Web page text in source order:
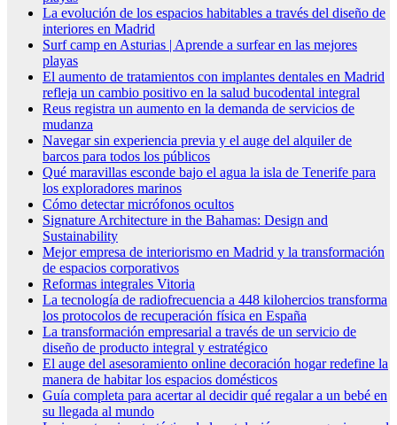
La evolución de los espacios habitables a través del diseño de
interiores en Madrid
Surf camp en Asturias | Aprende a surfear en las mejores
playas
El aumento de tratamientos con implantes dentales en Madrid
refleja un cambio positivo en la salud bucodental integral
Reus registra un aumento en la demanda de servicios de
mudanza
Navegar sin experiencia previa y el auge del alquiler de
barcos para todos los públicos
Qué maravillas esconde bajo el agua la isla de Tenerife para
los exploradores marinos
Cómo detectar micrófonos ocultos
Signature Architecture in the Bahamas: Design and
Sustainability
Mejor empresa de interiorismo en Madrid y la transformación
de espacios corporativos
Reformas integrales Vitoria
La tecnología de radiofrecuencia a 448 kilohercios transforma
los protocolos de recuperación física en España
La transformación empresarial a través de un servicio de
diseño de producto integral y estratégico
El auge del asesoramiento online decoración hogar redefine la
manera de habitar los espacios domésticos
Guía completa para acertar al decidir qué regalar a un bebé en
su llegada al mundo